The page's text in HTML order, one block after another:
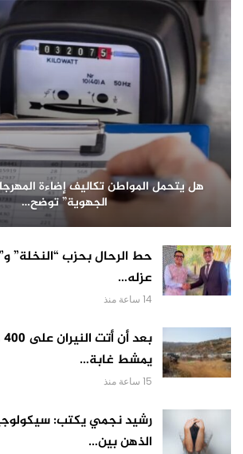
هل يتحمل المواطن تكاليف إضاءة
الجهوية” توضح…
حط الرحال بحزب “النخلة”
عزله…
14 ساعة منذ
يمشط غابة…
15 ساعة منذ
رشيد نجمي يكتب:
الذهن بين…